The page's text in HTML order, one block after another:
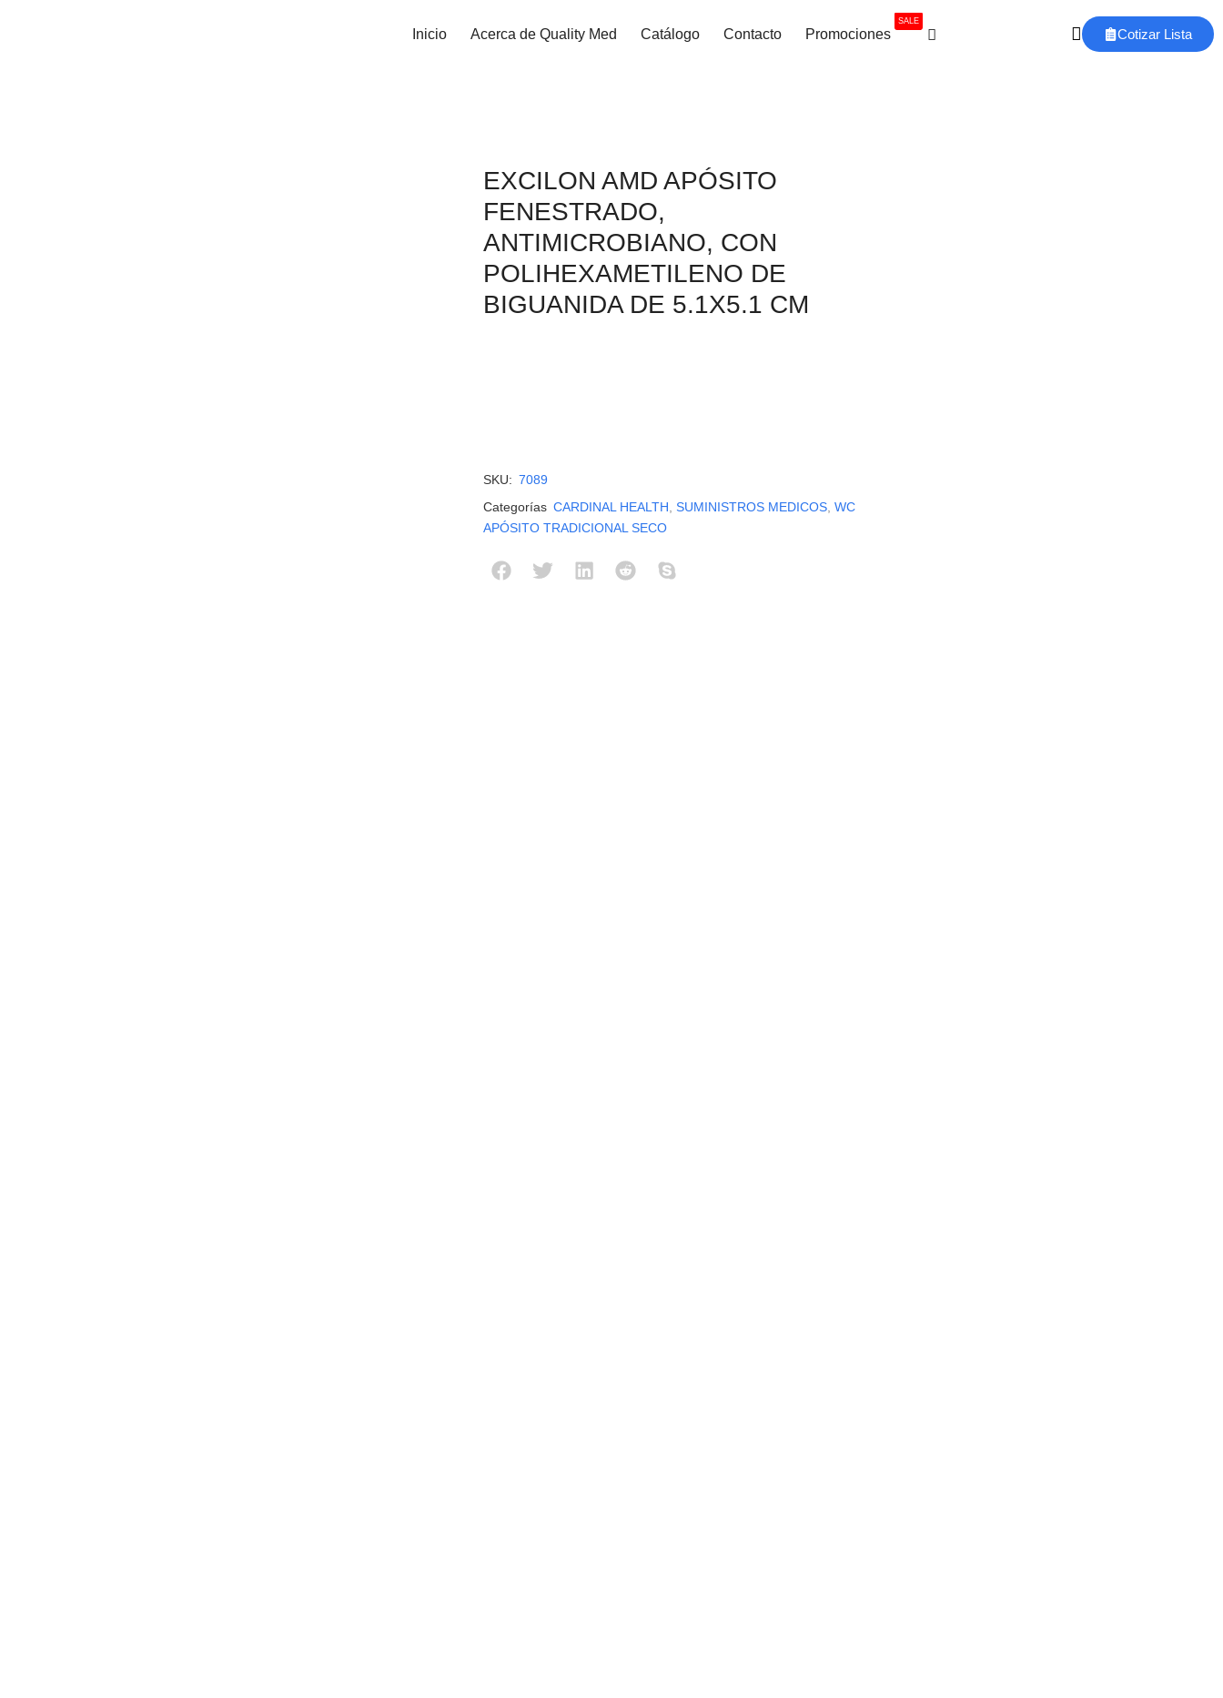
Inicio Acerca de Quality Med Catálogo Contacto Promociones
SALE
Cotizar Lista
EXCILON AMD APÓSITO
FENESTRADO,
ANTIMICROBIANO, CON
POLIHEXAMETILENO DE
BIGUANIDA DE 5.1X5.1 CM
SKU: 7089
Categorías CARDINAL HEALTH SUMINISTROS MEDICOS, WC
APÓSITO TRADICIONAL SECO